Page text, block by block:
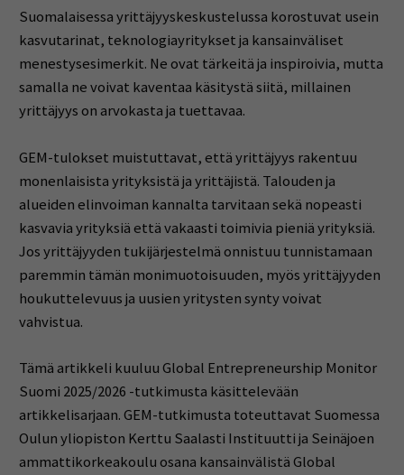
Suomalaisessa yrittäjyyskeskustelussa korostuvat usein
kasvutarinat, teknologiayritykset ja kansainväliset
menestysesimerkit. Ne ovat tärkeitä ja inspiroivia, mutta
samalla ne voivat kaventaa käsitystä siitä, millainen
yrittäjyys on arvokasta ja tuettavaa.
GEM-tulokset muistuttavat, että yrittäjyys rakentuu
monenlaisista yrityksistä ja yrittäjistä. Talouden ja
alueiden elinvoiman kannalta tarvitaan sekä nopeasti
kasvavia yrityksiä että vakaasti toimivia pieniä yrityksiä.
Jos yrittäjyyden tukijärjestelmä onnistuu tunnistamaan
paremmin tämän monimuotoisuuden, myös yrittäjyyden
houkuttelevuus ja uusien yritysten synty voivat
vahvistua.
Tämä artikkeli kuuluu Global Entrepreneurship Monitor
Suomi 2025/2026 -tutkimusta käsittelevään
artikkelisarjaan. GEM-tutkimusta toteuttavat Suomessa
Oulun yliopiston Kerttu Saalasti Instituutti ja Seinäjoen
ammattikorkeakoulu osana kansainvälistä Global